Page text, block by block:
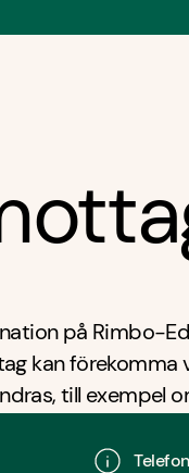
på Rimbo-
kan förekomma
till exempel
Telefon